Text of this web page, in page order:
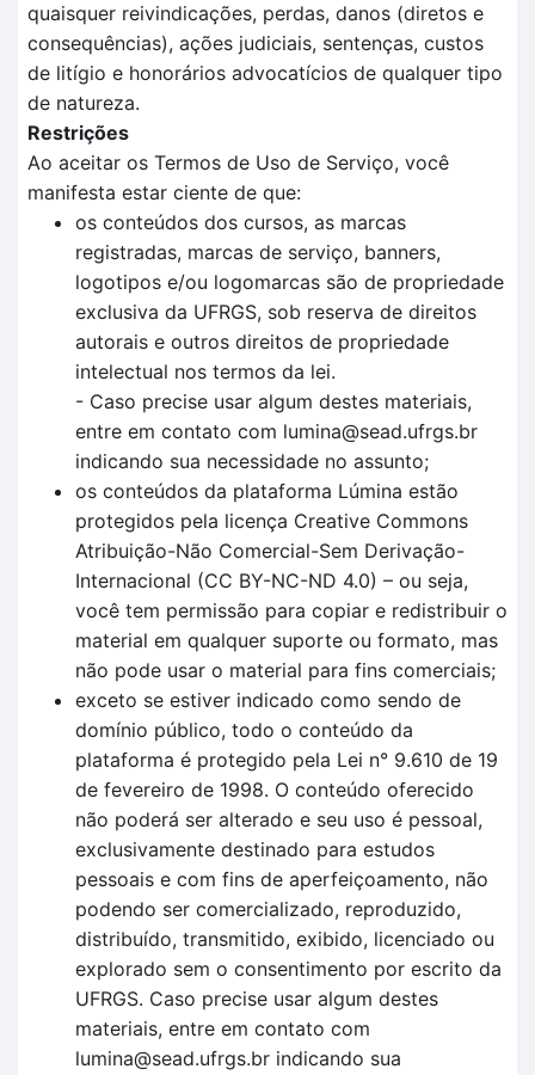
quaisquer reivindicações, perdas, danos (diretos e
consequências), ações judiciais, sentenças, custos
de litígio e honorários advocatícios de qualquer tipo
de natureza.
Restrições
Ao aceitar os Termos de Uso de Serviço, você
manifesta estar ciente de que:
os conteúdos dos cursos, as marcas
registradas, marcas de serviço, banners,
logotipos e/ou logomarcas são de propriedade
exclusiva da UFRGS, sob reserva de direitos
autorais e outros direitos de propriedade
intelectual nos termos da lei.
- Caso precise usar algum destes materiais,
entre em contato com lumina@sead.ufrgs.br
indicando sua necessidade no assunto;
os conteúdos da plataforma Lúmina estão
protegidos pela licença Creative Commons
Atribuição-Não Comercial-Sem Derivação-
Internacional (CC BY-NC-ND 4.0) – ou seja,
você tem permissão para copiar e redistribuir o
material em qualquer suporte ou formato, mas
não pode usar o material para fins comerciais;
exceto se estiver indicado como sendo de
domínio público, todo o conteúdo da
plataforma é protegido pela Lei n° 9.610 de 19
de fevereiro de 1998. O conteúdo oferecido
não poderá ser alterado e seu uso é pessoal,
exclusivamente destinado para estudos
pessoais e com fins de aperfeiçoamento, não
podendo ser comercializado, reproduzido,
distribuído, transmitido, exibido, licenciado ou
explorado sem o consentimento por escrito da
UFRGS. Caso precise usar algum destes
materiais, entre em contato com
lumina@sead.ufrgs.br indicando sua